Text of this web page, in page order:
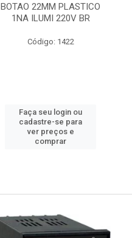
BOTAO 22MM PLASTICO
1NA ILUMI 220V BR
Código: 1422
Faça seu login ou
cadastre-se para
ver preços e
comprar